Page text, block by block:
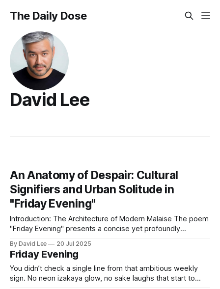
The Daily Dose
David Lee
An Anatomy of Despair: Cultural
Signifiers and Urban Solitude in
"Friday Evening"
Introduction: The Architecture of Modern Malaise The poem
"Friday Evening" presents a concise yet profoundly
emotional force is not generated by overt declarations of
sadness but rather through a meticulously constructed
narrative of negation. The poem achieves its depth by
deploying
By David Lee 20 Jul 2025
Friday Evening
You didn’t check a single line from that ambitious weekly
sign. No neon izakaya glow, no sake laughs that start to